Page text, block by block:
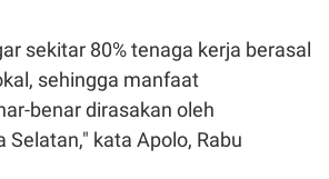
sekitar 80% tenaga kerja berasal
sehingga manfaat
benar dirasakan oleh
Selatan," kata Apolo, Rabu